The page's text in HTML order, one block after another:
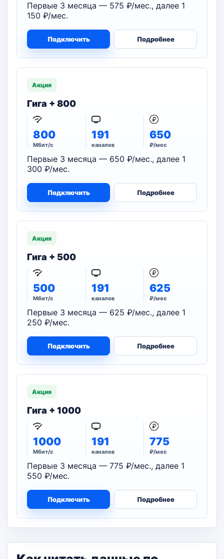
Первые 3 месяца — 575 ₽/мес., далее 1
150 ₽/мес.
Подключить Подробнее
Акция
Гига + 800
800
Мбит/с
191
каналов
650
₽/мес
Первые 3 месяца — 650 ₽/мес., далее 1
300 ₽/мес.
Подключить Подробнее
Акция
Гига + 500
500
Мбит/с
191
каналов
625
₽/мес
Первые 3 месяца — 625 ₽/мес., далее 1
250 ₽/мес.
Подключить Подробнее
Акция
Гига + 1000
1000
Мбит/с
191
каналов
775
₽/мес
Первые 3 месяца — 775 ₽/мес., далее 1
550 ₽/мес.
Подключить Подробнее